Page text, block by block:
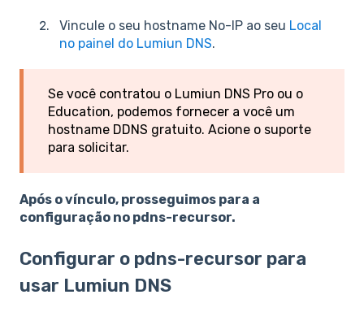
Vincule o seu hostname No-IP ao seu Local
no painel do Lumiun DNS.
Se você contratou o Lumiun DNS Pro ou o
Education, podemos fornecer a você um
hostname DDNS gratuito. Acione o suporte
para solicitar.
Após o vínculo, prosseguimos para a
configuração no pdns-recursor.
Configurar o pdns-recursor para
usar Lumiun DNS